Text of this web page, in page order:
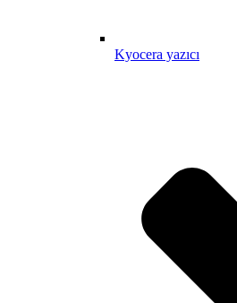
Kyocera yazıcı